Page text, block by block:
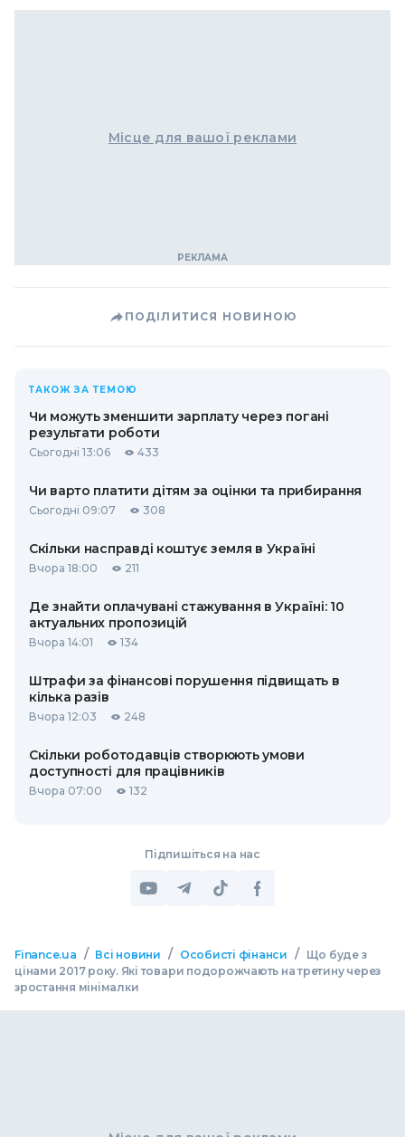
Місце для вашої реклами
ПОДІЛИТИСЯ НОВИНОЮ
ТАКОЖ ЗА ТЕМОЮ
Чи можуть зменшити зарплату через погані
результати роботи
Сьогодні 13:06 433
Чи варто платити дітям за оцінки та прибирання
Сьогодні 09:07 308
Скільки насправді коштує земля в Україні
Вчора 18:00 211
Де знайти оплачувані стажування в Україні: 10
актуальних пропозицій
Вчора 14:01 134
Штрафи за фінансові порушення підвищать в
кілька разів
Вчора 12:03 248
Скільки роботодавців створюють умови
доступності для працівників
Вчора 07:00 132
Підпишіться на нас
Finance.ua / Всі новини / Особисті фінанси /
Що буде з
цінами 2017 року. Які товари подорожчають на третину через
зростання мінімалки